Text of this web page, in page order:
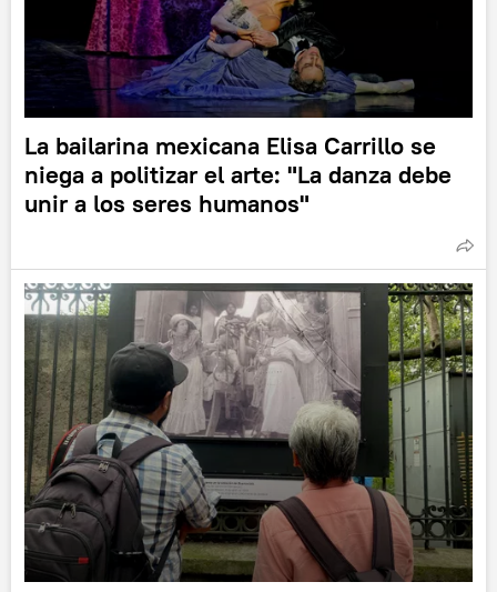
La bailarina mexicana Elisa Carrillo se
niega a politizar el arte: "La danza debe
unir a los seres humanos"